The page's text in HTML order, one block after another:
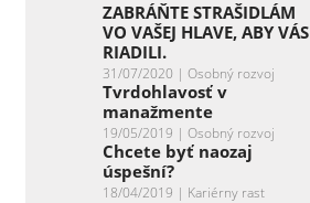
ZABRÁŇTE STRAŠIDLÁM
VO VAŠEJ HLAVE, ABY VÁS
RIADILI.
31/07/2020 | Osobný rozvoj
Tvrdohlavosť v
manažmente
19/05/2019 | Osobný rozvoj
Chcete byť naozaj
úspešní?
18/04/2019 | Kariérny rast